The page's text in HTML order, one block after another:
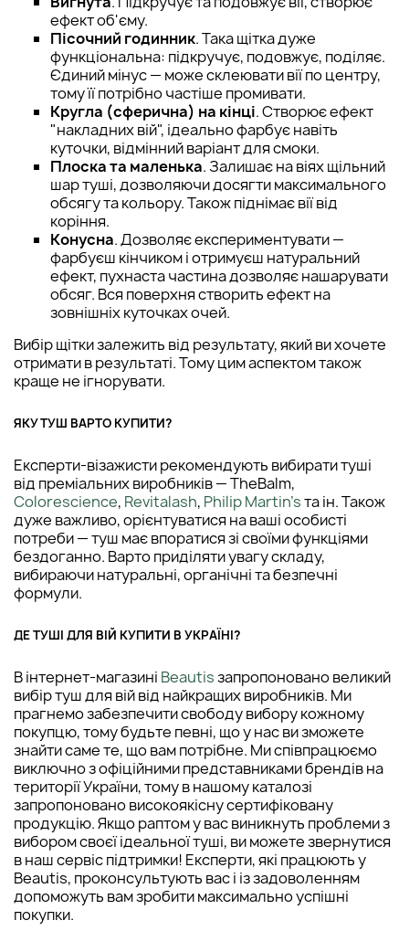
ефект об'єму.
Пісочний годинник. Така щітка дуже
функціональна: підкручує, подовжує, поділяє.
Єдиний мінус — може склеювати вії по центру,
тому її потрібно частіше промивати.
Кругла (сферична) на кінці. Створює ефект
"накладних вій", ідеально фарбує навіть
куточки, відмінний варіант для смоки.
Плоска та маленька. Залишає на віях щільний
шар туші, дозволяючи досягти максимального
обсягу та кольору. Також піднімає вії від
коріння.
Конусна. Дозволяє експериментувати —
фарбуєш кінчиком і отримуєш натуральний
ефект, пухнаста частина дозволяє нашарувати
обсяг. Вся поверхня створить ефект на
зовнішніх куточках очей.
Вибір щітки залежить від результату, який ви хочете
отримати в результаті. Тому цим аспектом також
краще не ігнорувати.
ЯКУ ТУШ ВАРТО КУПИТИ?
Експерти-візажисти рекомендують вибирати туші
від преміальних виробників — TheBalm,
Colorescience, Revitalash, Philip Martin'sта ін. Також
дуже важливо, орієнтуватися на ваші особисті
потреби — туш має впоратися зі своїми функціями
бездоганно. Варто приділяти увагу складу,
вибираючи натуральні, органічні та безпечні
формули.
ДЕ ТУШІ ДЛЯ ВІЙ КУПИТИ В УКРАЇНІ?
В інтернет-магазині Beautisзапропоновано великий
вибір туш для вій від найкращих виробників. Ми
прагнемо забезпечити свободу вибору кожному
покупцю, тому будьте певні, що у нас ви зможете
знайти саме те, що вам потрібне. Ми співпрацюємо
виключно з офіційними представниками брендів на
території України, тому в нашому каталозі
запропоновано високоякісну сертифіковану
продукцію. Якщо раптом у вас виникнуть проблеми з
вибором своєї ідеальної туші, ви можете звернутися
в наш сервіс підтримки! Експерти, які працюють у
Beautis, проконсультують вас і із задоволенням
допоможуть вам зробити максимально успішні
покупки.